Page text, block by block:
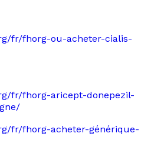
fr/fhorg-ou-acheter-cialis-
fr/fhorg-aricept-donepezil-
fr/fhorg-acheter-générique-